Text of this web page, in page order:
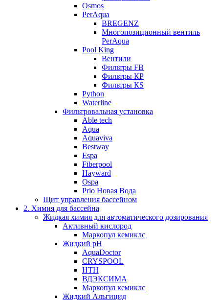
Osmos
PerAqua
BREGENZ
Многопозиционный вентиль
PerAqua
Pool King
Вентили
Фильтры FB
Фильтры КP
Фильтры КS
Python
Waterline
Фильтровальная установка
Able tech
Aqua
Aquaviva
Bestway
Espa
Fiberpool
Hayward
Ospa
Prio Новая Вода
Щит управления бассейном
2. Химия для бассейна
Жидкая химия для автоматического дозирования
Активный кислород
Маркопул кемиклс
Жидкий pH
AquaDoctor
CRYSPOOL
HTH
ВДЭКСИМА
Маркопул кемиклс
Жидкий Альгицид